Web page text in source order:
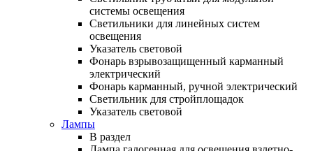
системы освещения
Светильники для линейных систем
освещения
Указатель световой
Фонарь взрывозащищенный карманный
электрический
Фонарь карманный, ручной электрический
Светильник для стройплощадок
Указатель световой
Лампы
В раздел